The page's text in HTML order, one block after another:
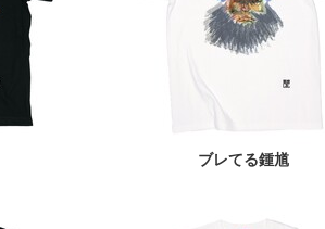
ブレてる鍾馗